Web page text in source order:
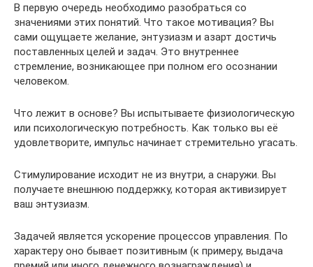
В первую очередь необходимо разобраться со
значениями этих понятий. Что такое мотивация? Вы
сами ощущаете желание, энтузиазм и азарт достичь
поставленных целей и задач. Это внутреннее
стремление, возникающее при полном его осознании
человеком.
Что лежит в основе? Вы испытываете физиологическую
или психологическую потребность. Как только вы её
удовлетворите, импульс начинает стремительно угасать.
Стимулирование исходит не из внутри, а снаружи. Вы
получаете внешнюю поддержку, которая активизирует
ваш энтузиазм.
Задачей является ускорение процессов управления. По
характеру оно бывает позитивным (к примеру, выдача